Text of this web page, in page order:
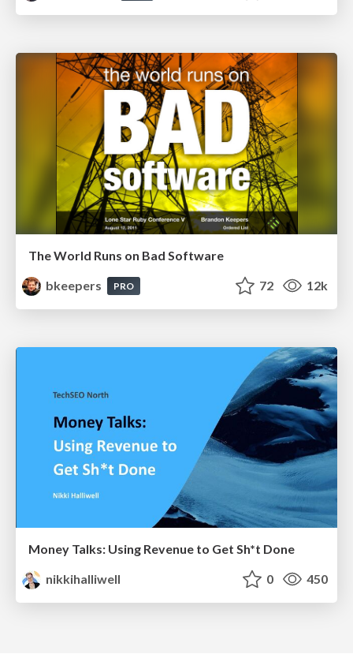
The World Runs on Bad Software
bkeepers
PRO 72 12k
Money Talks: Using Revenue to Get Sh*t Done
nikkihalliwell
0 450